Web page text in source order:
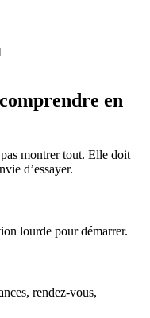
en
montrer tout. Elle doit
d’essayer.
lourde pour démarrer.
rendez-vous,